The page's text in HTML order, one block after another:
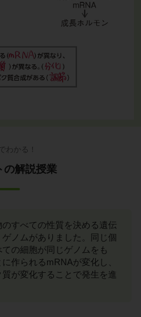
わかる！
の解説授業
すべての性質を決める遺伝
ノムがありました。同じ個
の細胞が同じゲノムをも
作られるmRNAが変化し、
が変化することで発生を進